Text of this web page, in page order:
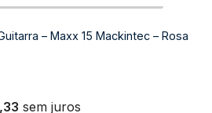
– Maxx 15 Mackintec – Rosa
sem juros